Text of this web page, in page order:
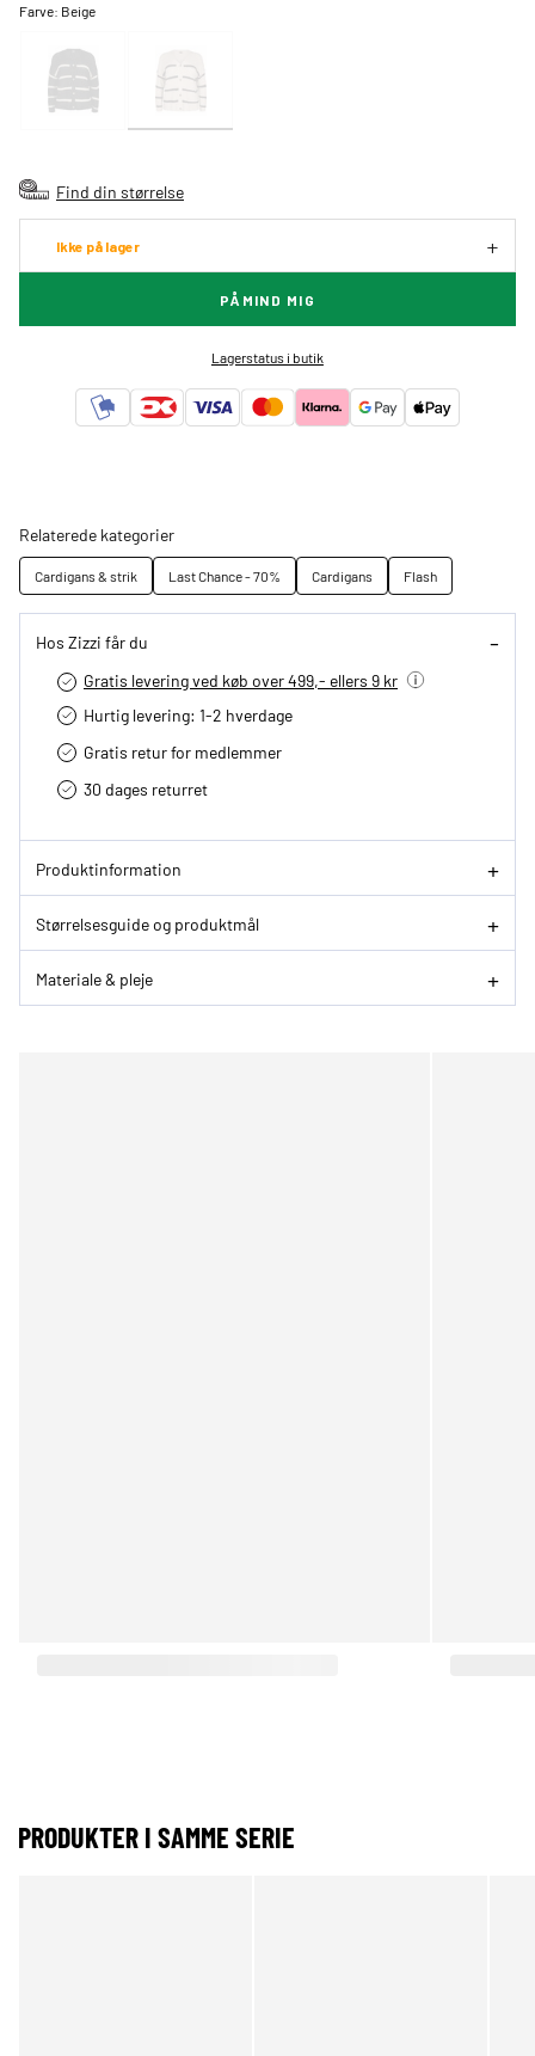
Farve: Beige
Find din størrelse
Ikke på lager
PÅMIND MIG
Lagerstatus i butik
Relaterede kategorier
Cardigans & strik Last Chance - 70% Cardigans Flash
Hos Zizzi får du
Gratis levering ved køb over 499,- ellers 9 kr
Hurtig levering­: 1-2 hverdage
Gratis retur for medlemmer
30 dages returret
Produktinformation
Størrelsesguide og produktmål
Materiale & pleje
PRODUKTER I SAMME SERIE